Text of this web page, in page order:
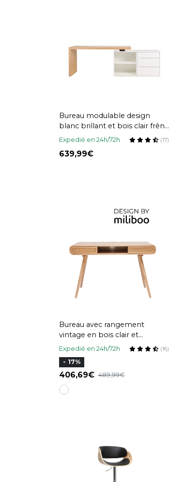
Bureau modulable design
blanc brillant et bois clair frêne
L160-235 cm NEW MAX
Expedié en 24h/72h (17)
639,99
Bureau avec rangement
vintage en bois clair et
cannage L120 cm OLYMPE
Expedié en 24h/72h (16)
- 17%
406,69 489,99